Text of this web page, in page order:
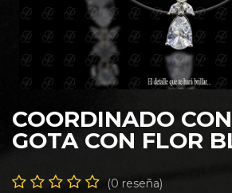
COORDINADO
GOTA CON FLOR
(0 reseña)